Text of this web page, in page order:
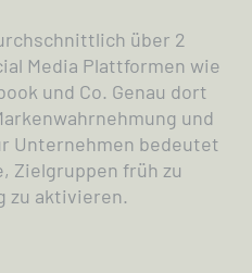
über 2
Media Plattformen wie
und Co. Genau dort
und
Unternehmen bedeutet
Zielgruppen früh zu
zu aktivieren.